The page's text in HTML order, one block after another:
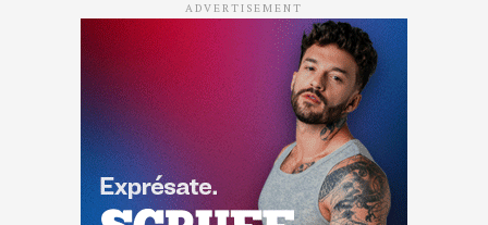
ADVERTISEMENT